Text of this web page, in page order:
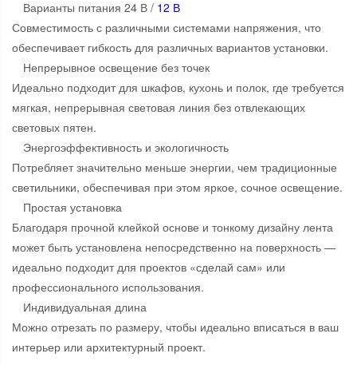
Варианты питания 24 В / 12 В
Совместимость с различными системами напряжения, что
обеспечивает гибкость для различных вариантов установки.
Непрерывное освещение без точек
Идеально подходит для шкафов, кухонь и полок, где требуется
мягкая, непрерывная световая линия без отвлекающих
световых пятен.
Энергоэффективность и экологичность
Потребляет значительно меньше энергии, чем традиционные
светильники, обеспечивая при этом яркое, сочное освещение.
Простая установка
Благодаря прочной клейкой основе и тонкому дизайну лента
может быть установлена ​​непосредственно на поверхность —
идеально подходит для проектов «сделай сам» или
профессионального использования.
Индивидуальная длина
Можно отрезать по размеру, чтобы идеально вписаться в ваш
интерьер или архитектурный проект.